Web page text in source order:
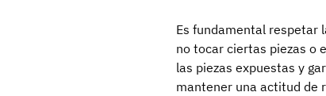
Es fundamental respetar
no tocar ciertas piezas o
las piezas expuestas y
mantener una actitud de